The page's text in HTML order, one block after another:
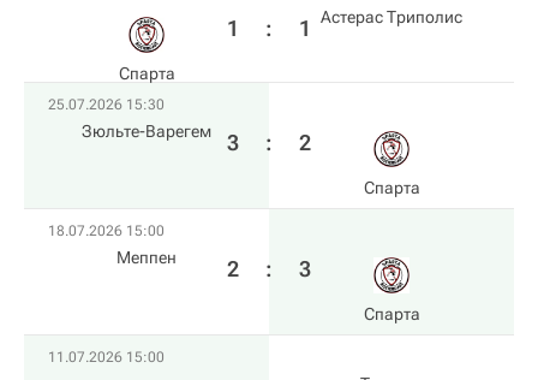
Спарта
1 : 1 Астерас Триполис
25.07.2026 15:30
Зюльте-Варегем 3 : 2
Спарта
18.07.2026 15:00
Меппен 2 : 3
Спарта
11.07.2026 15:00